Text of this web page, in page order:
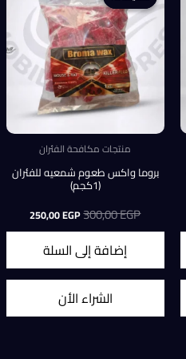
منتجات مكافحة الفئران
بروما واكس طعوم شمعيه للفئران
(1كجم)
300,00EGP السعر
الأصلي
هو:
300,00 EGP.
250,00EGP السعر
الحالي
هو:
إضافة إلى السلة
الشراء الأن